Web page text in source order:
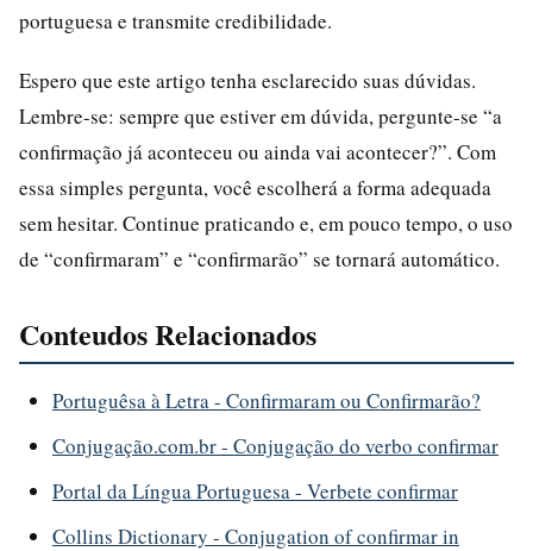
portuguesa e transmite credibilidade.
Espero que este artigo tenha esclarecido suas dúvidas.
Lembre-se: sempre que estiver em dúvida, pergunte-se “a
confirmação já aconteceu ou ainda vai acontecer?”. Com
essa simples pergunta, você escolherá a forma adequada
sem hesitar. Continue praticando e, em pouco tempo, o uso
de “confirmaram” e “confirmarão” se tornará automático.
Conteudos Relacionados
Portuguêsa à Letra - Confirmaram ou Confirmarão?
Conjugação.com.br - Conjugação do verbo confirmar
Portal da Língua Portuguesa - Verbete confirmar
Collins Dictionary - Conjugation of confirmar in